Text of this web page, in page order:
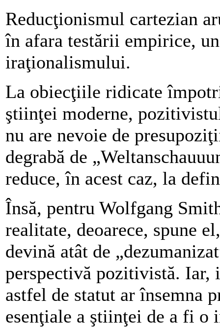
Reducţionismul cartezian
în afara testării empirice,
iraţionalismului.
La obiecţiile ridicate
ştiinţei moderne,
nu are nevoie de
degrabă de
reduce, în acest caz, la
Însă, pentru Wolfgang
realitate, deoarece, spune
devină atât de
perspectivă pozitivistă. Iar,
astfel de statut ar însemna
esenţiale a ştiinţei de a fi o